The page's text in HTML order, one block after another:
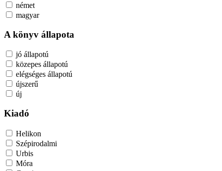
német
magyar
A könyv állapota
jó állapotú
közepes állapotú
elégséges állapotú
újszerű
új
Kiadó
Helikon
Szépirodalmi
Urbis
Móra